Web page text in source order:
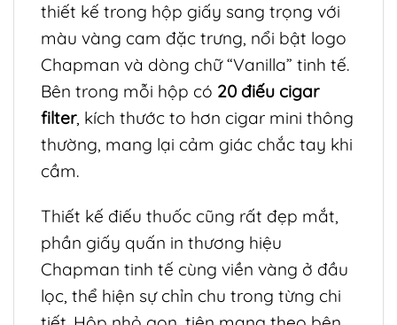
thiết kế trong hộp giấy sang trọng với
màu vàng cam đặc trưng, nổi bật logo
Chapman và dòng chữ “Vanilla” tinh tế.
Bên trong mỗi hộp có 20 điếu cigar
filter, kích thước to hơn cigar mini thông
thường, mang lại cảm giác chắc tay khi
cầm.
Thiết kế điếu thuốc cũng rất đẹp mắt,
phần giấy quấn in thương hiệu
Chapman tinh tế cùng viền vàng ở đầu
lọc, thể hiện sự chỉn chu trong từng chi